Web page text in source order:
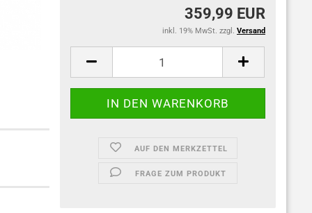
359,99 EUR
inkl. 19% MwSt. zzgl. Versand
AUF DEN MERKZETTEL
FRAGE ZUM PRODUKT